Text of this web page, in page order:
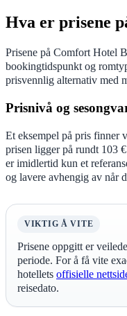
Hva er prisene
Prisene på Comfort Hotel
bookingtidspunkt og
prisvennlig alternativ med
Prisnivå og
Et eksempel på pris finner
prisen ligger på rundt 103
er imidlertid kun et
og lavere avhengig av når
VIKTIG Å VITE
Prisene oppgitt er
periode. For å få vite
hotellets offisielle
reisedato.